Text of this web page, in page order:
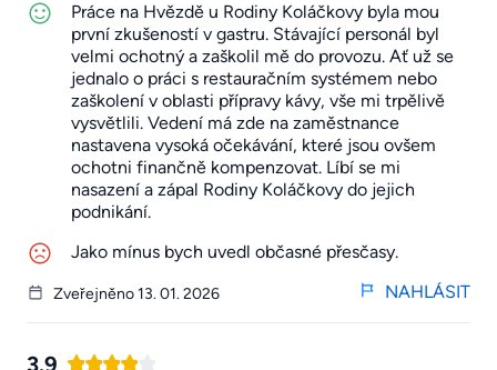
Práce na Hvězdě u Rodiny Koláčkovy byla mou
první zkušeností v gastru. Stávající personál byl
velmi ochotný a zaškolil mě do provozu. Ať už se
jednalo o práci s restauračním systémem nebo
zaškolení v oblasti přípravy kávy, vše mi trpělivě
vysvětlili. Vedení má zde na zaměstnance
nastavena vysoká očekávání, které jsou ovšem
ochotni finančně kompenzovat. Líbí se mi
nasazení a zápal Rodiny Koláčkovy do jejich
podnikání.
Jako mínus bych uvedl občasné přesčasy.
Zveřejněno 13. 01. 2026 NAHLÁSIT